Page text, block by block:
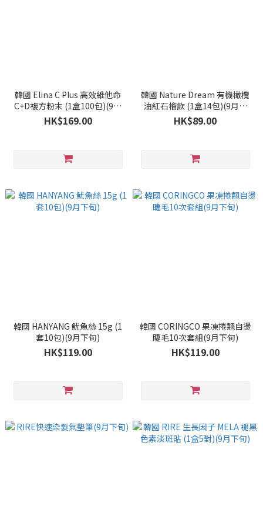
韓國 Elina C Plus 高效維他命
C+D複方粉末 (1盒100包)(9月
下旬)
HK$169.00
韓國 Nature Dream 有機橄欖
油紅石榴飲 (1盒14包)(9月下
旬)
HK$89.00
韓國 HANYANG 魷魚絲 15g (1
套10包)(9月下旬)
HK$119.00
韓國 CORINGCO 果凍捲翹自燙
睫毛10次套組(9月下旬)
HK$119.00